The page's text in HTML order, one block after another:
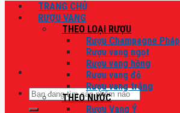
Tìm
kiếm:
TRANG CHỦ
RƯỢU VANG
THEO LOẠI RƯỢU
Rượu Champagne Pháp
Rượu vang ngọt
Rượu vang hồng
Rượu vang đỏ
Rượu vang trắng
THEO NƯỚC
Rượu Vang Ý